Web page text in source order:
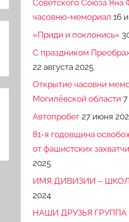
Советского Союза Яна
часовню-мемориал 16
«Приди и поклонись»
C праздником
22 августа 2025
Открытие часовни
Могилёвской области
Автопробег 27 июня
81-я годовщина
от фашистских
2025
ИМЯ ДИВИЗИИ –
2024
НАШИ ДРУЗЬЯ ГРУППА